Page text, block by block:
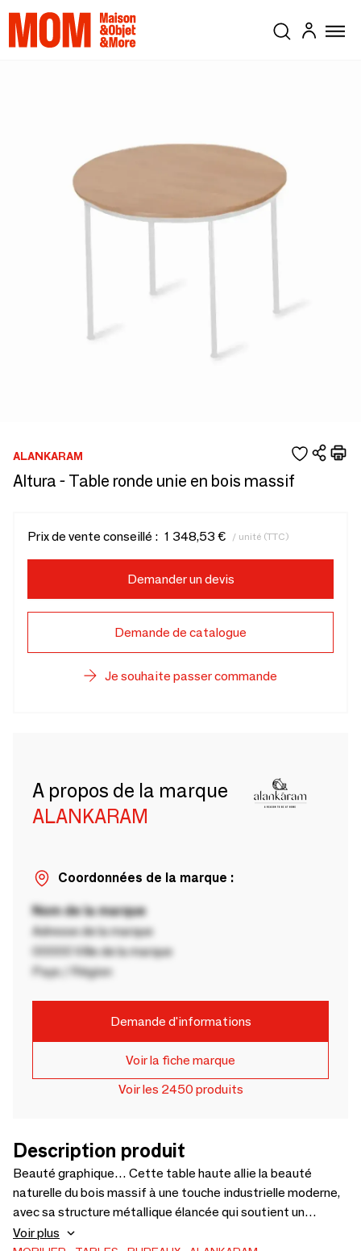
ALANKARAM
Altura - Table ronde unie en bois massif
Prix de vente conseillé : 1 348,53 € / unité (TTC)
Demander un devis
Demande de catalogue
Je souhaite passer commande
A propos de la marque
ALANKARAM
Coordonnées de la marque :
Nom de la marque
Adresse de la marque
00000 Ville de la marque
Pays / Région
Demande d'informations
Voir la fiche marque
Voir les 2450 produits
Description produit
Beauté graphique… Cette table haute allie la beauté
naturelle du bois massif à une touche industrielle moderne,
avec sa structure métallique élancée qui soutient un
plateau remarquable. Le plateau présente une incrustation
Voir plus